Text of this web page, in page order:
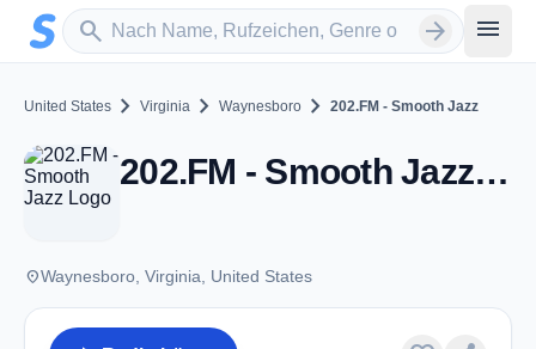
Zum Hauptinhalt springen
search
Sender suchen arrow_forward menu
United States chevron_right Virginia chevron_right Waynesboro chevron_right 202.FM - Smooth Jazz
202.FM - Smooth Jazz - Waynesboro, VA
placeWaynesboro, Virginia, United States